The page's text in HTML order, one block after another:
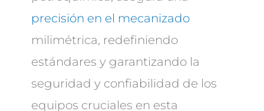
precisión en el mecanizado
milimétrica, redefiniendo
estándares y garantizando la
seguridad y confiabilidad de los
equipos cruciales en esta